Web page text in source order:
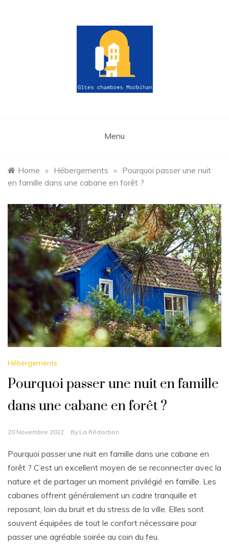
morbihan.fr
Menu
Home » Hébergements » Pourquoi passer une nuit
en famille dans une cabane en forêt ?
Hébergements
Pourquoi passer une nuit en famille
dans une cabane en forêt ?
20 Novembre 2022 By La Rédaction
Pourquoi passer une nuit en famille dans une cabane en
forêt ? C’est un excellent moyen de se reconnecter avec la
nature et de partager un moment privilégié en famille. Les
cabanes offrent généralement un cadre tranquille et
reposant, loin du bruit et du stress de la ville. Elles sont
souvent équipées de tout le confort nécessaire pour
passer une agréable soirée au coin du feu.